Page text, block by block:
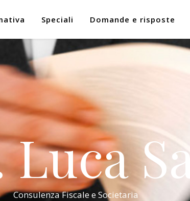
Speciali Domande e risposte
Luca
Consulenza Fiscale e Societaria